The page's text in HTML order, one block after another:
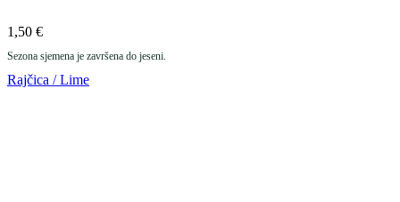
1,50 €
Sezona sjemena je završena do jeseni.
Rajčica / Lime